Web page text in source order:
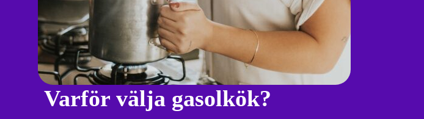
Varför välja gasolkök?